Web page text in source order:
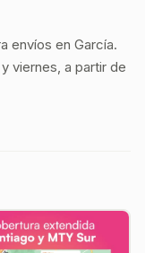
envíos en García.
viernes, a partir de